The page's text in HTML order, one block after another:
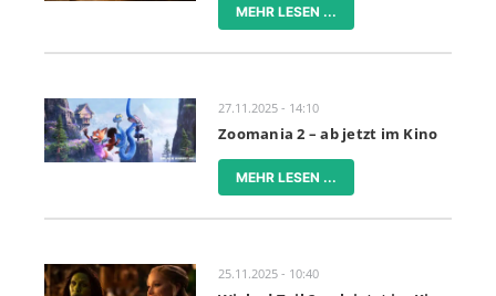
MEHR LESEN ...
27.11.2025 - 14:10
Zoomania 2 – ab jetzt im Kino
MEHR LESEN ...
25.11.2025 - 10:40